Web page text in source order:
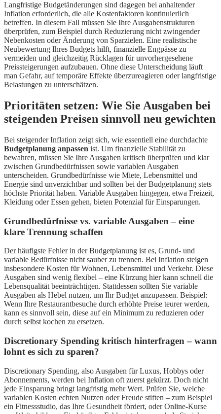
Langfristige Budgetänderungen sind dagegen bei anhaltender
Inflation erforderlich, die alle Kostenfaktoren kontinuierlich
betreffen. In diesem Fall müssen Sie Ihre Ausgabenstrukturen
überprüfen, zum Beispiel durch Reduzierung nicht zwingender
Nebenkosten oder Änderung von Sparzielen. Eine realistische
Neubewertung Ihres Budgets hilft, finanzielle Engpässe zu
vermeiden und gleichzeitig Rücklagen für unvorhergesehene
Preissteigerungen aufzubauen. Ohne diese Unterscheidung läuft
man Gefahr, auf temporäre Effekte überzureagieren oder langfristige
Belastungen zu unterschätzen.
Prioritäten setzen: Wie Sie Ausgaben bei
steigenden Preisen sinnvoll neu gewichten
Bei steigender Inflation zeigt sich, wie essentiell eine durchdachte
Budgetplanung anpassen ist. Um finanzielle Stabilität zu
bewahren, müssen Sie Ihre Ausgaben kritisch überprüfen und klar
zwischen Grundbedürfnissen sowie variablen Ausgaben
unterscheiden. Grundbedürfnisse wie Miete, Lebensmittel und
Energie sind unverzichtbar und sollten bei der Budgetplanung stets
höchste Priorität haben. Variable Ausgaben hingegen, etwa Freizeit,
Kleidung oder Essen gehen, bieten Potenzial für Einsparungen.
Grundbedürfnisse vs. variable Ausgaben – eine
klare Trennung schaffen
Der häufigste Fehler in der Budgetplanung ist es, Grund- und
variable Bedürfnisse nicht sauber zu trennen. Bei Inflation steigen
insbesondere Kosten für Wohnen, Lebensmittel und Verkehr. Diese
Ausgaben sind wenig flexibel – eine Kürzung hier kann schnell die
Lebensqualität beeinträchtigen. Stattdessen sollten Sie variable
Ausgaben als Hebel nutzen, um Ihr Budget anzupassen. Beispiel:
Wenn Ihre Restaurantbesuche durch erhöhte Preise teurer werden,
kann es sinnvoll sein, diese auf ein Minimum zu reduzieren oder
durch selbst kochen zu ersetzen.
Discretionary Spending kritisch hinterfragen – wann
lohnt es sich zu sparen?
Discretionary Spending, also Ausgaben für Luxus, Hobbys oder
Abonnements, werden bei Inflation oft zuerst gekürzt. Doch nicht
jede Einsparung bringt langfristig mehr Wert. Prüfen Sie, welche
variablen Kosten echten Nutzen oder Freude stiften – zum Beispiel
ein Fitnessstudio, das Ihre Gesundheit fördert, oder Online-Kurse